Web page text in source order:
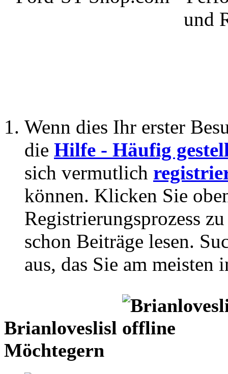
und
Wenn dies Ihr erster
die Hilfe - Häufig
sich vermutlich
können. Klicken Sie
Registrierungsprozess
schon Beiträge lesen.
aus, das Sie am meisten
Brianloveslisl
Möchtegern